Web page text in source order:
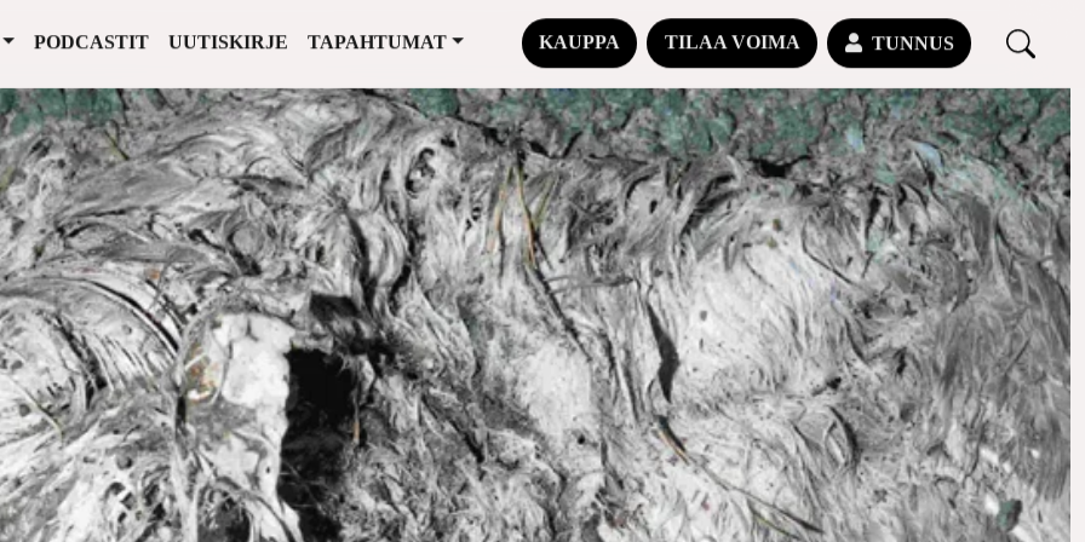
PODCASTIT UUTISKIRJE TAPAHTUMAT KAUPPA TILAA VOIMA TUNNUS